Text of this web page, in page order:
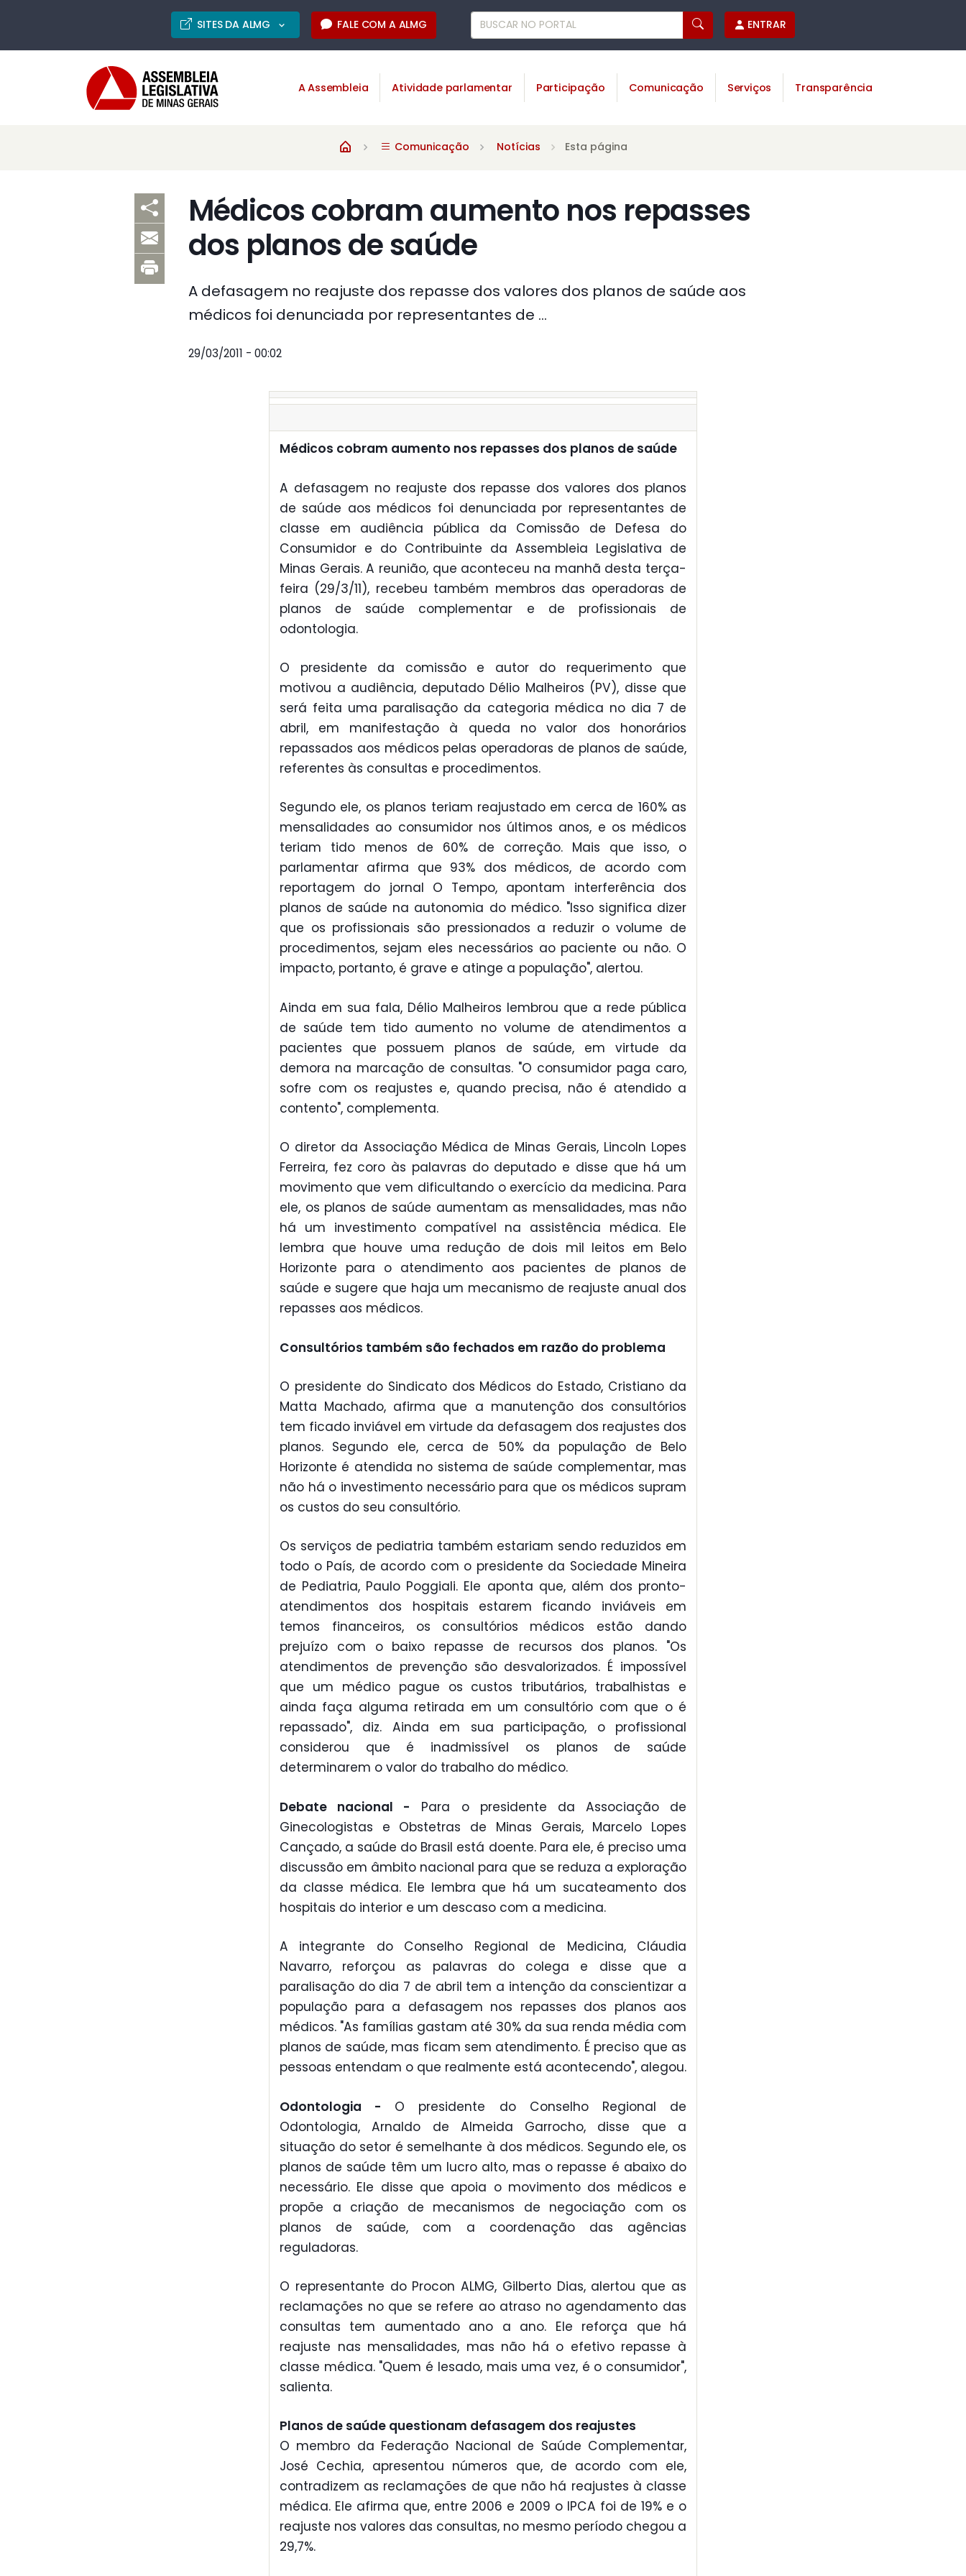
SITES DA ALMG FALE COM A ALMG ENTRAR
A Assembleia Atividade parlamentar Participação Comunicação Serviços Transparência
Comunicação Notícias Esta página
Médicos cobram aumento nos repasses
dos planos de saúde
A defasagem no reajuste dos repasse dos valores dos planos de saúde aos
médicos foi denunciada por representantes de ...
29/03/2011 - 00:02
Médicos cobram aumento nos repasses dos planos de saúde
A defasagem no reajuste dos repasse dos valores dos planos
de saúde aos médicos foi denunciada por representantes de
classe em audiência pública da Comissão de Defesa do
Consumidor e do Contribuinte da Assembleia Legislativa de
Minas Gerais. A reunião, que aconteceu na manhã desta terça-
feira (29/3/11), recebeu também membros das operadoras de
planos de saúde complementar e de profissionais de
odontologia.
O presidente da comissão e autor do requerimento que
motivou a audiência, deputado Délio Malheiros (PV), disse que
será feita uma paralisação da categoria médica no dia 7 de
abril, em manifestação à queda no valor dos honorários
repassados aos médicos pelas operadoras de planos de saúde,
referentes às consultas e procedimentos.
Segundo ele, os planos teriam reajustado em cerca de 160% as
mensalidades ao consumidor nos últimos anos, e os médicos
teriam tido menos de 60% de correção. Mais que isso, o
parlamentar afirma que 93% dos médicos, de acordo com
reportagem do jornal O Tempo, apontam interferência dos
planos de saúde na autonomia do médico. "Isso significa dizer
que os profissionais são pressionados a reduzir o volume de
procedimentos, sejam eles necessários ao paciente ou não. O
impacto, portanto, é grave e atinge a população", alertou.
Ainda em sua fala, Délio Malheiros lembrou que a rede pública
de saúde tem tido aumento no volume de atendimentos a
pacientes que possuem planos de saúde, em virtude da
demora na marcação de consultas. "O consumidor paga caro,
sofre com os reajustes e, quando precisa, não é atendido a
contento", complementa.
O diretor da Associação Médica de Minas Gerais, Lincoln Lopes
Ferreira, fez coro às palavras do deputado e disse que há um
movimento que vem dificultando o exercício da medicina. Para
ele, os planos de saúde aumentam as mensalidades, mas não
há um investimento compatível na assistência médica. Ele
lembra que houve uma redução de dois mil leitos em Belo
Horizonte para o atendimento aos pacientes de planos de
saúde e sugere que haja um mecanismo de reajuste anual dos
repasses aos médicos.
Consultórios também são fechados em razão do problema
O presidente do Sindicato dos Médicos do Estado, Cristiano da
Matta Machado, afirma que a manutenção dos consultórios
tem ficado inviável em virtude da defasagem dos reajustes dos
planos. Segundo ele, cerca de 50% da população de Belo
Horizonte é atendida no sistema de saúde complementar, mas
não há o investimento necessário para que os médicos supram
os custos do seu consultório.
Os serviços de pediatria também estariam sendo reduzidos em
todo o País, de acordo com o presidente da Sociedade Mineira
de Pediatria, Paulo Poggiali. Ele aponta que, além dos pronto-
atendimentos dos hospitais estarem ficando inviáveis em
temos financeiros, os consultórios médicos estão dando
prejuízo com o baixo repasse de recursos dos planos. "Os
atendimentos de prevenção são desvalorizados. É impossível
que um médico pague os custos tributários, trabalhistas e
ainda faça alguma retirada em um consultório com que o é
repassado", diz. Ainda em sua participação, o profissional
considerou que é inadmissível os planos de saúde
determinarem o valor do trabalho do médico.
Debate nacional - Para o presidente da Associação de
Ginecologistas e Obstetras de Minas Gerais, Marcelo Lopes
Cançado, a saúde do Brasil está doente. Para ele, é preciso uma
discussão em âmbito nacional para que se reduza a exploração
da classe médica. Ele lembra que há um sucateamento dos
hospitais do interior e um descaso com a medicina.
A integrante do Conselho Regional de Medicina, Cláudia
Navarro, reforçou as palavras do colega e disse que a
paralisação do dia 7 de abril tem a intenção da conscientizar a
população para a defasagem nos repasses dos planos aos
médicos. "As famílias gastam até 30% da sua renda média com
planos de saúde, mas ficam sem atendimento. É preciso que as
pessoas entendam o que realmente está acontecendo", alegou.
Odontologia - O presidente do Conselho Regional de
Odontologia, Arnaldo de Almeida Garrocho, disse que a
situação do setor é semelhante à dos médicos. Segundo ele, os
planos de saúde têm um lucro alto, mas o repasse é abaixo do
necessário. Ele disse que apoia o movimento dos médicos e
propõe a criação de mecanismos de negociação com os
planos de saúde, com a coordenação das agências
reguladoras.
O representante do Procon ALMG, Gilberto Dias, alertou que as
reclamações no que se refere ao atraso no agendamento das
consultas tem aumentado ano a ano. Ele reforça que há
reajuste nas mensalidades, mas não há o efetivo repasse à
classe médica. "Quem é lesado, mais uma vez, é o consumidor",
salienta.
Planos de saúde questionam defasagem dos reajustes
O membro da Federação Nacional de Saúde Complementar,
José Cechia, apresentou números que, de acordo com ele,
contradizem as reclamações de que não há reajustes à classe
médica. Ele afirma que, entre 2006 e 2009 o IPCA foi de 19% e o
reajuste nos valores das consultas, no mesmo período chegou a
29,7%.